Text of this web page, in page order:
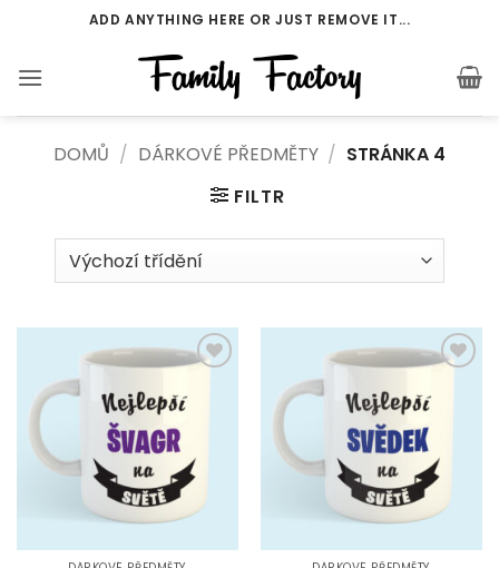
obsah
ADD ANYTHING HERE OR JUST REMOVE IT...
DOMŮ / DÁRKOVÉ PŘEDMĚTY / STRÁNKA 4
FILTR
Wishlist
Wishlist